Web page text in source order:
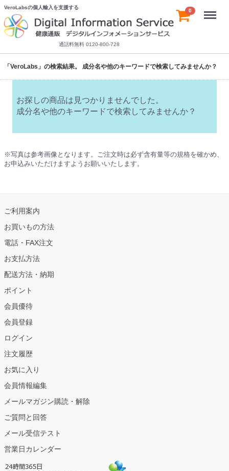
VeroLabsの個人輸入を支援する
通話料無料 0120-800-728
0 Menu
「VeroLabs」の検索結果。 成分名や他のキーワードで検索してみませんか？
お探しの商品は見つかりませんでした。
成分名や他のキーワードで検索してみませんか？
※写真は参考画像となります。ご注文時は必ず含有量等の規格を確かめ、
お申込みいただけますようお願いいたします。
ご利用案内
お買いもの方法
電話・FAX注文
お支払方法
配送方法・納期
ポイント
会員優待
会員登録
ログイン
注文履歴
お気に入り
会員情報編集
メールマガジン購読・解除
ご質問と回答
メール受信テスト
営業日カレンダー